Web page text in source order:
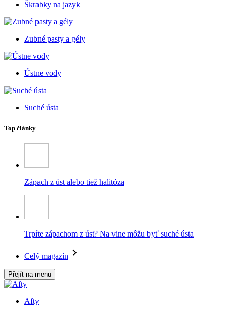
Škrabky na jazyk
Zubné pasty a gély
Ústne vody
Suché ústa
Top články
Zápach z úst alebo tiež halitóza
Trpíte zápachom z úst? Na vine môžu byť suché ústa
Celý magazín
Přejít na menu
Afty